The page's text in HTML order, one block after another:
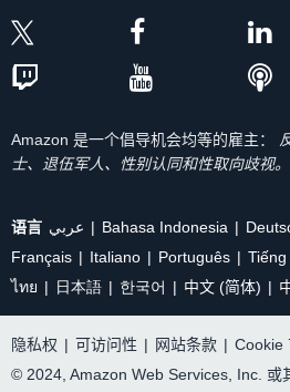
Amazon 是一个倡导机会均等的雇主：
士、退伍军人、性别认同和性取向歧视。
语言 عربي Bahasa Indonesia
Français
Italiano Português Tiếng
ไทย
日本語 한국어 中文 (简体)
隐私权 | 可访问性 | 网站条款 | Cookie
© 2024, Amazon Web Services, Inc. 或